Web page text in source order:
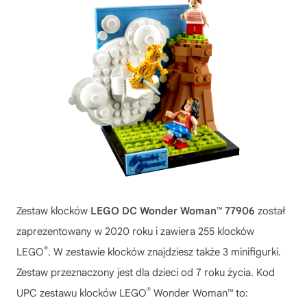
Zestaw klocków LEGO DC Wonder Woman™ 77906 został
zaprezentowany w 2020 roku i zawiera 255 klocków
LEGO®. W zestawie klocków znajdziesz także 3 minifigurki.
Zestaw przeznaczony jest dla dzieci od 7 roku życia. Kod
UPC zestawu klocków LEGO® Wonder Woman™ to: